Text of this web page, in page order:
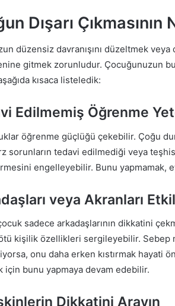
Dışarı Çıkmasının
düzensiz davranışını düzeltmek
gitmek zorunludur. Çocuğunuzun
kısaca listeledik:
Edilmemiş Öğrenme
öğrenme güçlüğü çekebilir. Çoğu
sorunların tedavi edilmediği veya
engelleyebilir. Bunu yapmamak,
veya Akranları
sadece arkadaşlarının dikkatini
kişilik özellikleri sergileyebilir.
onu daha erken kıstırmak hayati
için bunu yapmaya devam edebilir.
Dikkatini Arayın